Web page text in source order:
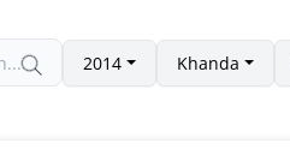
2014 Khanda